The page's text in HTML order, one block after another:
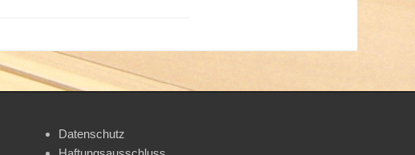
Datenschutz